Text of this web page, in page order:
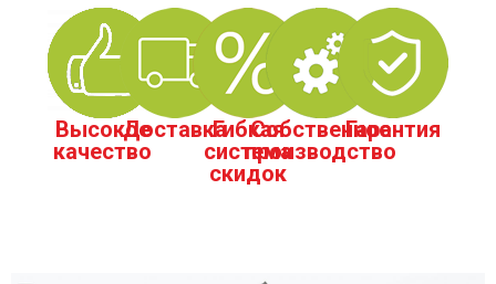
Высокое
качество
ДоставкаГибкая
система
скидок
Собственное
производство
Гарантия